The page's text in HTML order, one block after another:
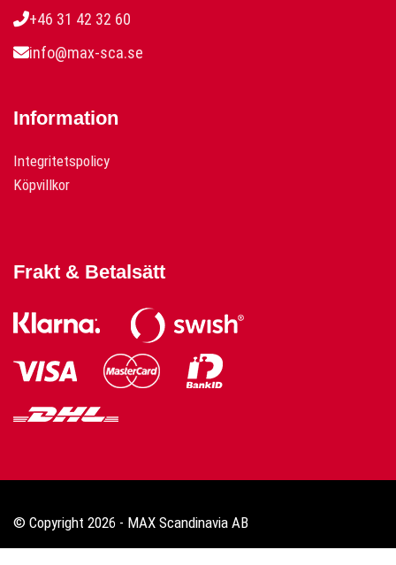
+46 31 42 32 60
info@max-sca.se
Information
Integritetspolicy
Köpvillkor
Frakt & Betalsätt
© Copyright 2026 - MAX Scandinavia AB